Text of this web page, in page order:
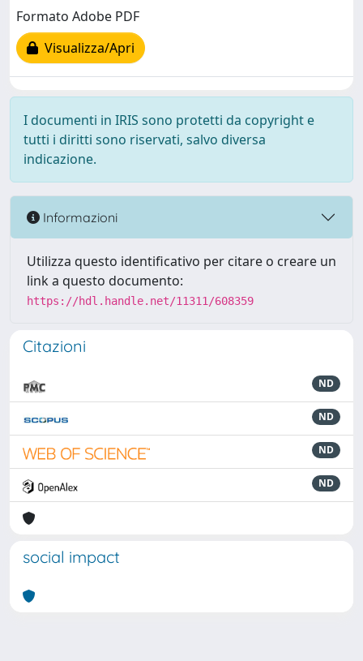
Formato Adobe PDF
Visualizza/Apri
I documenti in IRIS sono protetti da copyright e
tutti i diritti sono riservati, salvo diversa
indicazione.
Informazioni
Utilizza questo identificativo per citare o creare un
link a questo documento:
https://hdl.handle.net/11311/608359
Citazioni
ND
ND
ND
ND
social impact